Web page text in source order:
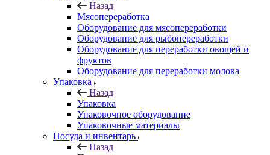
Назад
Мясопереработка
Оборудование для мясопереработки
Оборудование для рыбопереработки
Оборудование для переработки овощей и
фруктов
Оборудование для переработки молока
Упаковка
Назад
Упаковка
Упаковочное оборудование
Упаковочные материалы
Посуда и инвентарь
Назад